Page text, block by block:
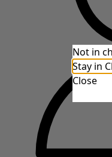
Not in
Stay in
Close